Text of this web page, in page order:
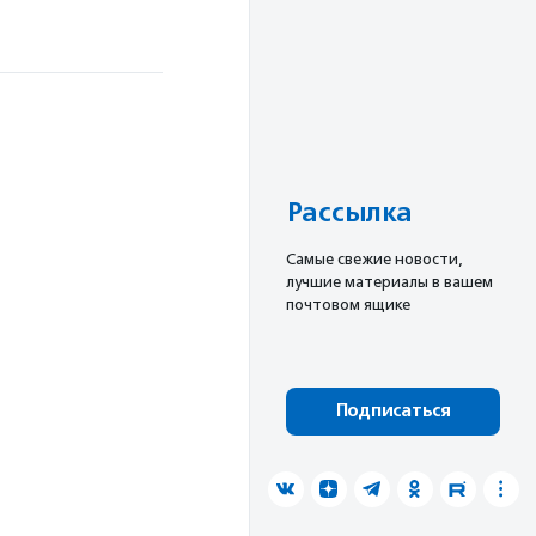
Рассылка
Cамые свежие новости,
лучшие материалы в вашем
почтовом ящике
Подписаться